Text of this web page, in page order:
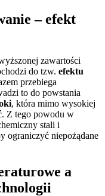
– efekt
zawartości
do tzw. efektu
przebiega
to do powstania
, która mimo wysokiej
Z tego powodu w
stali i
ograniczyć niepożądane
a